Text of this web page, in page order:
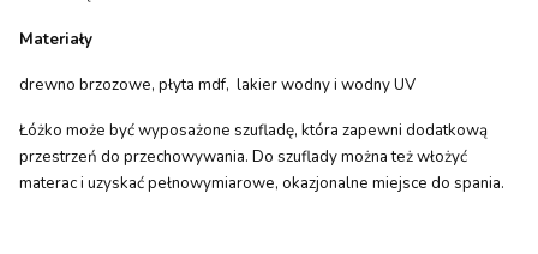
Materiały
drewno brzozowe, płyta mdf, lakier wodny i wodny UV
Łóżko może być wyposażone szufladę, która zapewni dodatkową
przestrzeń do przechowywania. Do szuflady można też włożyć
materac i uzyskać pełnowymiarowe, okazjonalne miejsce do spania.